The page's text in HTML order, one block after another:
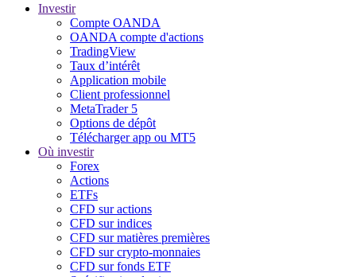
Investir
Compte OANDA
OANDA compte d'actions
TradingView
Taux d’intérêt
Application mobile
Client professionnel
MetaTrader 5
Options de dépôt
Télécharger app ou MT5
Où investir
Forex
Actions
ETFs
CFD sur actions
CFD sur indices
CFD sur matières premières
CFD sur crypto-monnaies
CFD sur fonds ETF